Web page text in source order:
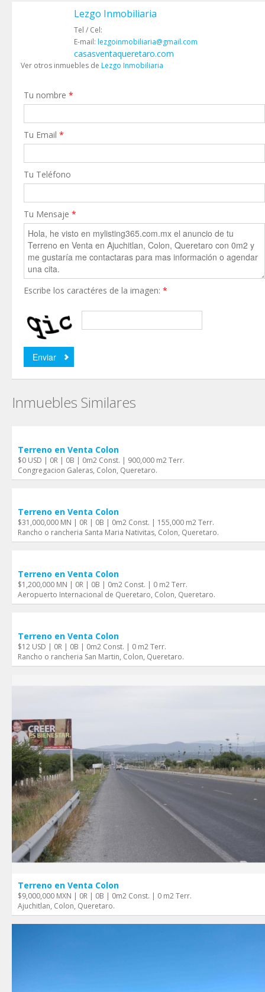
Lezgo Inmobiliaria
Tel / Cel:
E-mail: lezgoinmobiliaria@gmail.com
casasventaqueretaro.com
Ver otros inmuebles de Lezgo Inmobiliaria
Tu nombre *
Tu Email *
Tu Teléfono
Tu Mensaje *
Escribe los caractéres de la imagen: *
Inmuebles Similares
Terreno en Venta Colon
$0 USD | 0R | 0B | 0m2 Const. | 900,000 m2 Terr.
Congregacion Galeras, Colon, Queretaro.
Terreno en Venta Colon
$31,000,000 MN | 0R | 0B | 0m2 Const. | 155,000 m2 Terr.
Rancho o rancheria Santa Maria Nativitas, Colon, Queretaro.
Terreno en Venta Colon
$1,200,000 MN | 0R | 0B | 0m2 Const. | 0 m2 Terr.
Aeropuerto Internacional de Queretaro, Colon, Queretaro.
Terreno en Venta Colon
$12 USD | 0R | 0B | 0m2 Const. | 0 m2 Terr.
Rancho o rancheria San Martin, Colon, Queretaro.
Terreno en Venta Colon
$9,000,000 MXN | 0R | 0B | 0m2 Const. | 0 m2 Terr.
Ajuchitlan, Colon, Queretaro.